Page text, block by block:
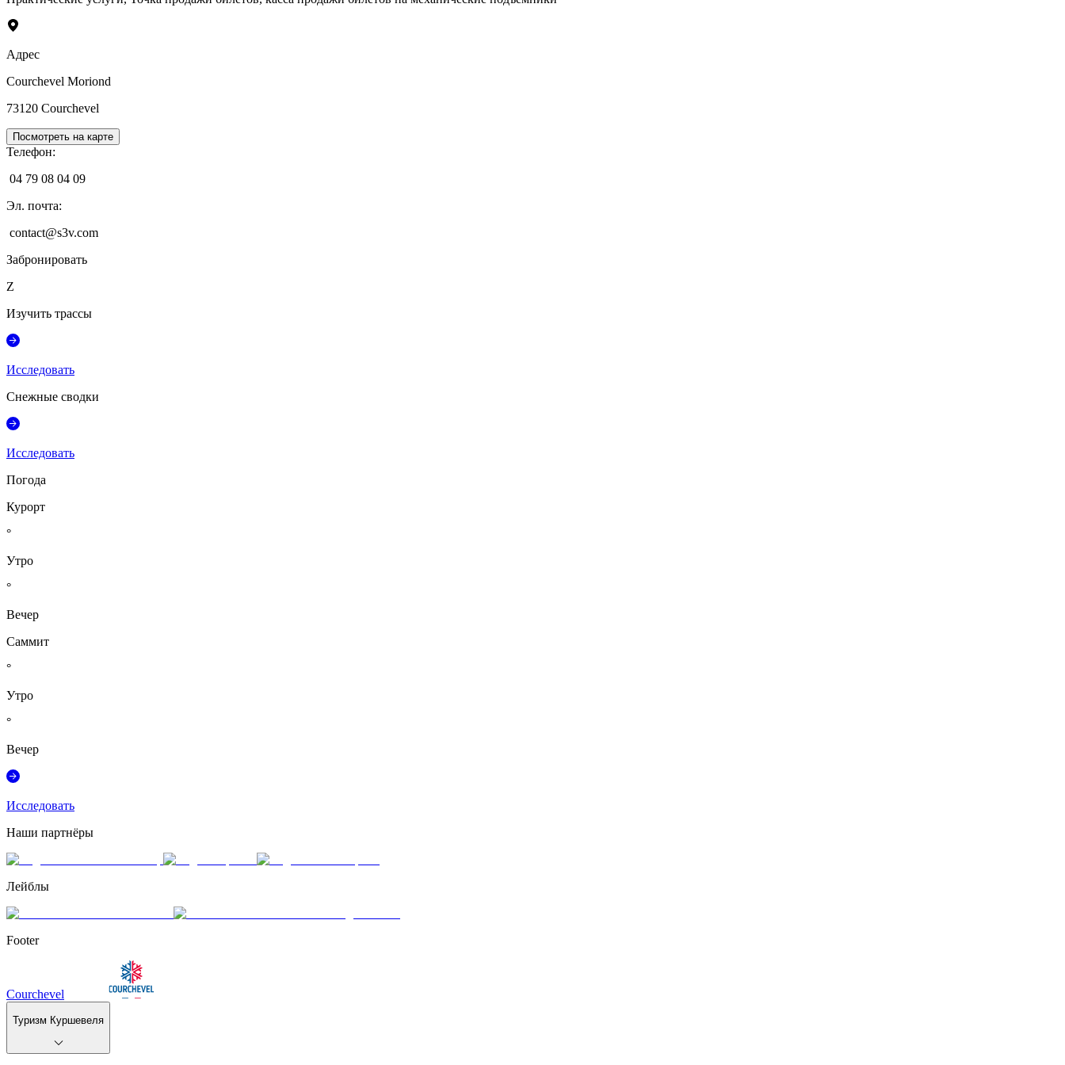
Адрес
Courchevel Moriond
73120 Courchevel
Посмотреть на карте
Телефон:
04 79 08 04 09
Эл. почта:
contact@s3v.com
Забронировать
Z
Изучить трассы
Исследовать
Снежные сводки
Исследовать
Погода
Курорт
°
Утро
°
Вечер
Саммит
°
Утро
°
Вечер
Исследовать
Наши партнёры
Лейблы
Footer
Courchevel
Туризм Куршевеля